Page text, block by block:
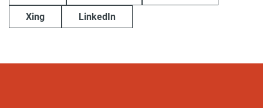
Xing LinkedIn